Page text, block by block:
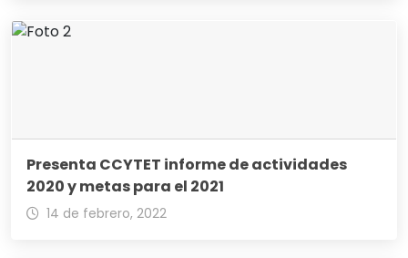
Presenta CCYTET informe de actividades
2020 y metas para el 2021
14 de febrero, 2022